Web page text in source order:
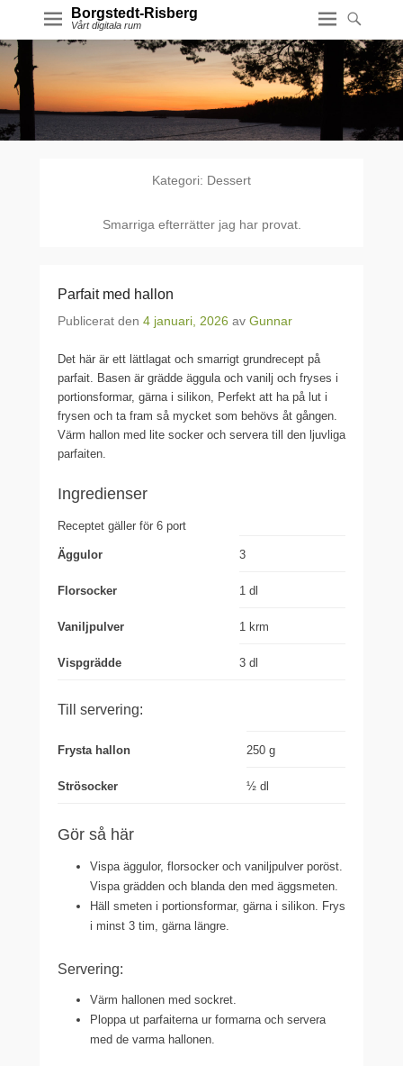
Borgstedt-Risberg
Vårt digitala rum
Kategori: Dessert
Smarriga efterrätter jag har provat.
Parfait med hallon
Publicerat den 4 januari, 2026 av Gunnar
Det här är ett lättlagat och smarrigt grundrecept på
parfait. Basen är grädde äggula och vanilj och fryses i
portionsformar, gärna i silikon, Perfekt att ha på lut i
frysen och ta fram så mycket som behövs åt gången.
Värm hallon med lite socker och servera till den ljuvliga
parfaiten.
Ingredienser
Receptet gäller för 6 port
Äggulor 3
Florsocker 1 dl
Vaniljpulver 1 krm
Vispgrädde 3 dl
Till servering:
Frysta hallon 250 g
Strösocker ½ dl
Gör så här
Vispa äggulor, florsocker och vaniljpulver poröst.
Vispa grädden och blanda den med äggsmeten.
Häll smeten i portionsformar, gärna i silikon. Frys
i minst 3 tim, gärna längre.
Servering:
Värm hallonen med sockret.
Ploppa ut parfaiterna ur formarna och servera
med de varma hallonen.